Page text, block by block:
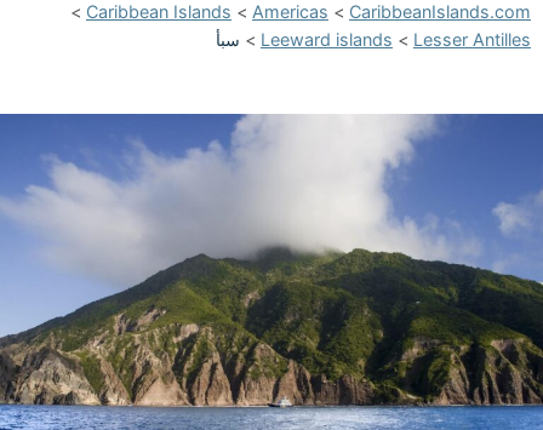
CaribbeanIslands.com
>
Americas
>
Caribbean Islands
>
Lesser Antilles
>
Leeward islands
> سبأ